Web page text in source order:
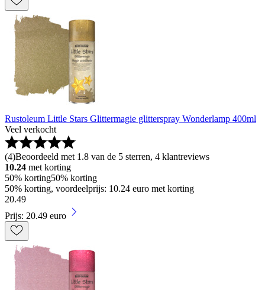
Rustoleum Little Stars Glittermagie glitterspray Wonderlamp 400ml
Veel verkocht
(4)Beoordeeld met 1.8 van de 5 sterren, 4 klantreviews
10.24 met korting
50% korting50% korting
50% korting, voordeelprijs: 10.24 euro met korting
20.49
Prijs: 20.49 euro